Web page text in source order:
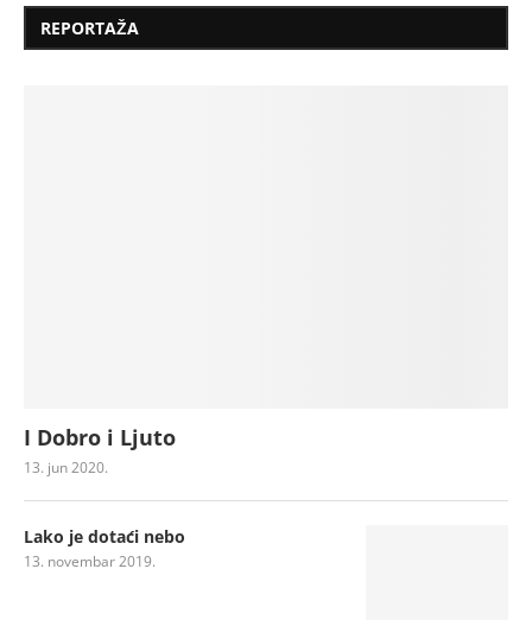
REPORTAŽA
I Dobro i Ljuto
13. jun 2020.
Lako je dotaći nebo
13. novembar 2019.